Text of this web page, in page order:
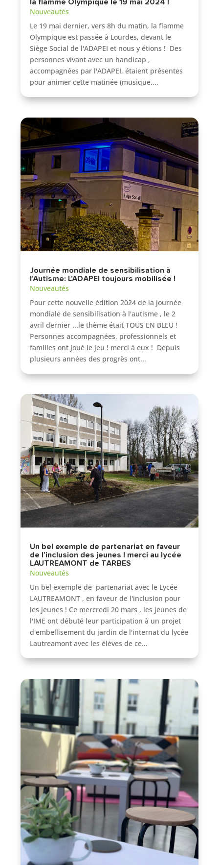
la flamme Olympique le 19 mai 2024 !
Nouveautés
Le 19 mai dernier, vers 8h du matin, la flamme
Olympique est passée à Lourdes, devant le
Siège Social de l'ADAPEI et nous y étions ! Des
personnes vivant avec un handicap ,
accompagnées par l'ADAPEI, étaient présentes
pour animer cette matinée (musique,...
Journée mondiale de sensibilisation à
l’Autisme: L’ADAPEI toujours mobilisée !
Nouveautés
Pour cette nouvelle édition 2024 de la journée
mondiale de sensibilisation à l'autisme , le 2
avril dernier ...le thème était TOUS EN BLEU !
Personnes accompagnées, professionnels et
familles ont joué le jeu ! merci à eux ! Depuis
plusieurs années des progrès ont...
Un bel exemple de partenariat en faveur
de l’inclusion des jeunes ! merci au lycée
LAUTREAMONT de TARBES
Nouveautés
Un bel exemple de partenariat avec le Lycée
LAUTREAMONT , en faveur de l'inclusion pour
les jeunes ! Ce mercredi 20 mars , les jeunes de
l'IME ont débuté leur participation à un projet
d'embellisement du jardin de l'internat du lycée
Lautreamont avec les élèves de ce...